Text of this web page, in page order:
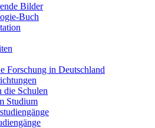
Bilder
Buch
Forschung in Deutschland
die Schulen
Studium